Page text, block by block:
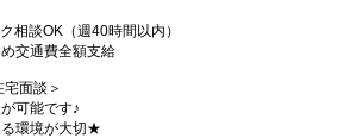
相談OK（週40時間以内）
交通費全額支給
宅面談＞
可能です♪
環境が大切★